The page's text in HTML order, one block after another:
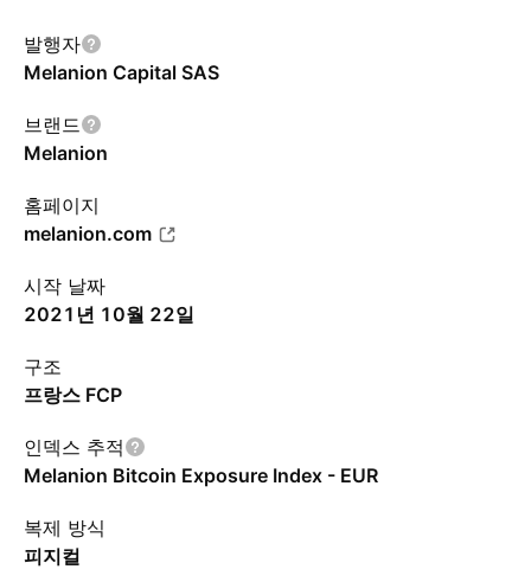
발행자
Melanion Capital SAS
브랜드
Melanion
홈페이지
melanion.com
시작 날짜
2021년 10월 22일
구조
프랑스 FCP
인덱스 추적
Melanion Bitcoin Exposure Index - EUR
복제 방식
피지컬